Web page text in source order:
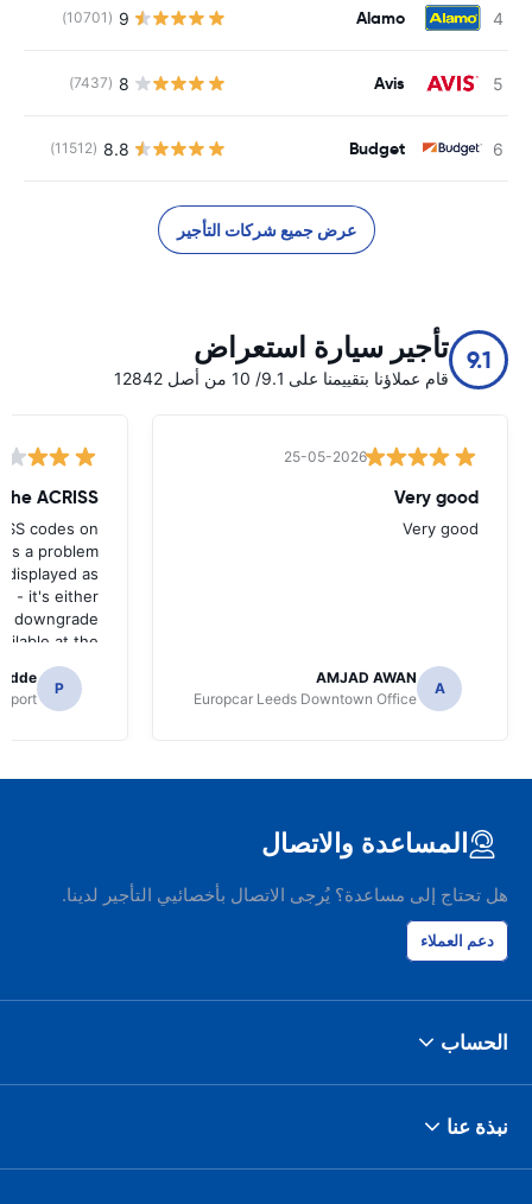
Alamo
9
(10701)
Avis
8
(7437)
Budget
8.8
(11512)
عرض جميع شركات التأجير
9.1 تأجير سيارة استعراض
قام عملاؤنا بتقييمنا على 9.1/ 10 من أصل 12842
25-05-2026
Very good
Very good
A
AMJAD AWAN
Europcar Leeds Downtown Office
ACRISS
codes on
a problem
displayed as
- it's either
downgrade
at the
of collection.
P
المساعدة والاتصال
هل تحتاج إلى مساعدة؟ يُرجى الاتصال بأخصائيي التأجير لدينا.
دعم العملاء
الحساب
نبذة عنا